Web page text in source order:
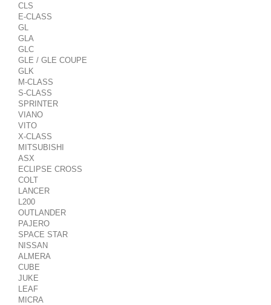
CLS
E-CLASS
GL
GLA
GLC
GLE / GLE COUPE
GLK
M-CLASS
S-CLASS
SPRINTER
VIANO
VITO
X-CLASS
MITSUBISHI
ASX
ECLIPSE CROSS
COLT
LANCER
L200
OUTLANDER
PAJERO
SPACE STAR
NISSAN
ALMERA
CUBE
JUKE
LEAF
MICRA